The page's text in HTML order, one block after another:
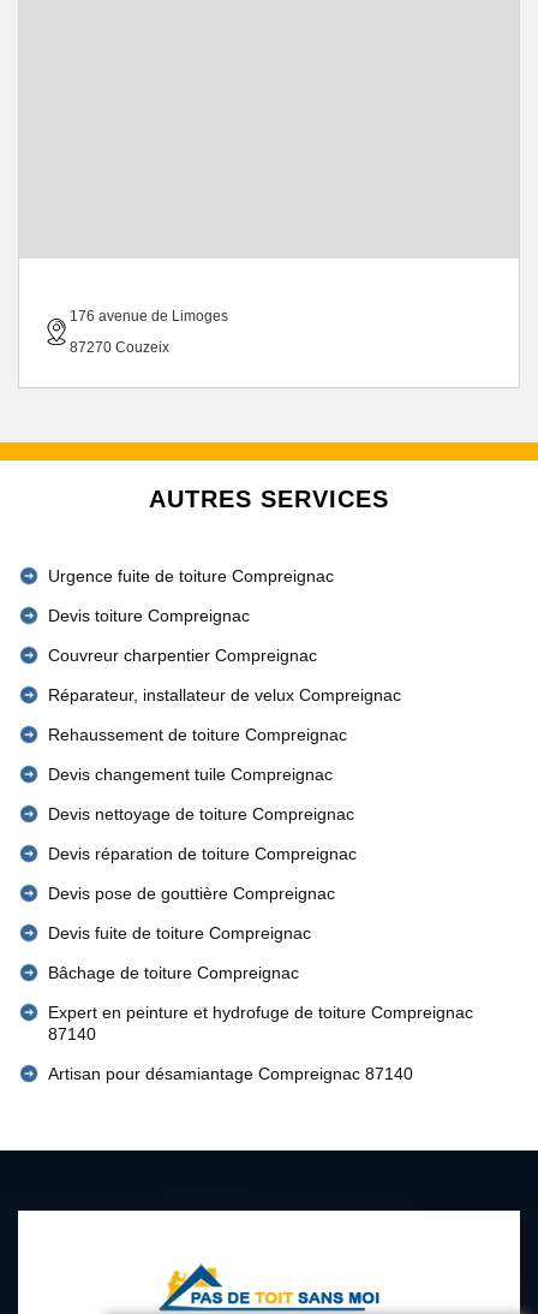
176 avenue de Limoges
87270 Couzeix
AUTRES SERVICES
Urgence fuite de toiture Compreignac
Devis toiture Compreignac
Couvreur charpentier Compreignac
Réparateur, installateur de velux Compreignac
Rehaussement de toiture Compreignac
Devis changement tuile Compreignac
Devis nettoyage de toiture Compreignac
Devis réparation de toiture Compreignac
Devis pose de gouttière Compreignac
Devis fuite de toiture Compreignac
Bâchage de toiture Compreignac
Expert en peinture et hydrofuge de toiture Compreignac
87140
Artisan pour désamiantage Compreignac 87140